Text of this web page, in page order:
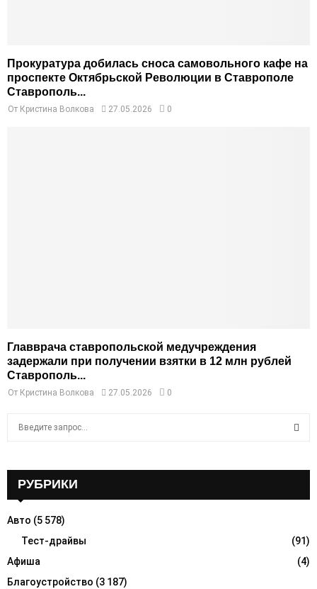
Прокуратура добилась сноса самовольного кафе на
проспекте Октябрьской Революции в Ставрополе
Ставрополь...
От Кристина Волкова 27.05.2026 0
Главврача ставропольской медучреждения
задержали при получении взятки в 12 млн рублей
Ставрополь...
От Кристина Волкова 27.05.2026 0
o
R
C
РУБРИКИ
Авто (5 578)
Тест-драйвы
(91)
Афиша
(4)
Благоустройство (3 187)